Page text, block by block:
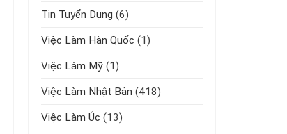
Tin Tuyển Dụng (6)
Việc Làm Hàn Quốc (1)
Việc Làm Mỹ (1)
Việc Làm Nhật Bản (418)
Việc Làm Úc (13)